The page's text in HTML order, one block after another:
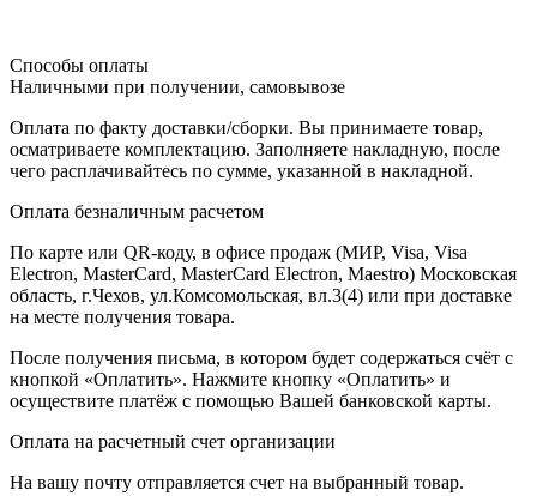
Способы оплаты
Наличными при получении, самовывозе
Оплата по факту доставки/сборки. Вы принимаете товар,
осматриваете комплектацию. Заполняете накладную, после
чего расплачивайтесь по сумме, указанной в накладной.
Оплата безналичным расчетом
По карте или QR-коду, в офисе продаж (МИР, Visa, Visa
Electron, MasterCard, MasterCard Electron, Maestro) Московская
область, г.Чехов, ул.Комсомольская, вл.3(4) или при доставке
на месте получения товара.
После получения письма, в котором будет содержаться счёт с
кнопкой «Оплатить». Нажмите кнопку «Оплатить» и
осуществите платёж с помощью Вашей банковской карты.
Оплата на расчетный счет организации
На вашу почту отправляется счет на выбранный товар.